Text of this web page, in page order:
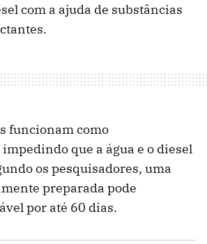
com a ajuda de substâncias
funcionam como
que a água e o diesel
os pesquisadores, uma
preparada pode
por até 60 dias.